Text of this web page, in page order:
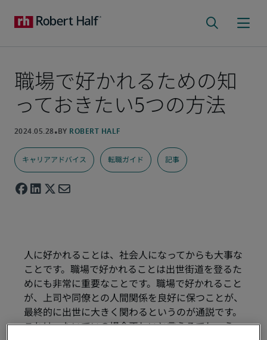
職場で好かれるための知
っておきたい5つの方法
キャリアアドバイス 転職ガイド 記事
人に好かれることは、社会人になってからも大事な
ことです。職場で好かれることは出世街道を登るた
めにも非常に重要なことです。職場で好かれること
が、上司や同僚との人間関係を良好に保つことが、
最終的に出世に大きく関わるというのが通説です。
これは、たいていの場合正しいと言えるでしょう。